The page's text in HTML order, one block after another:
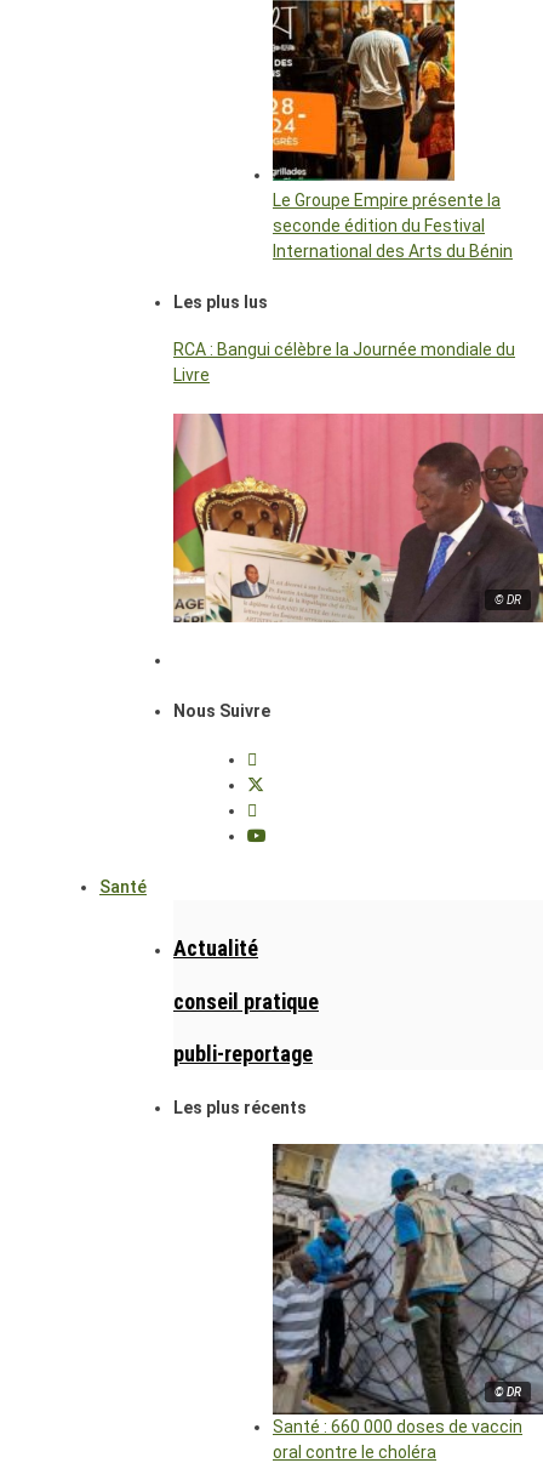
Le Groupe Empire présente la
seconde édition du Festival
International des Arts du Bénin
Les plus lus
RCA : Bangui célèbre la Journée mondiale du
Livre
© DR
Nous Suivre
Santé
Actualité
conseil pratique
publi-reportage
Les plus récents
© DR
Santé : 660 000 doses de vaccin
oral contre le choléra